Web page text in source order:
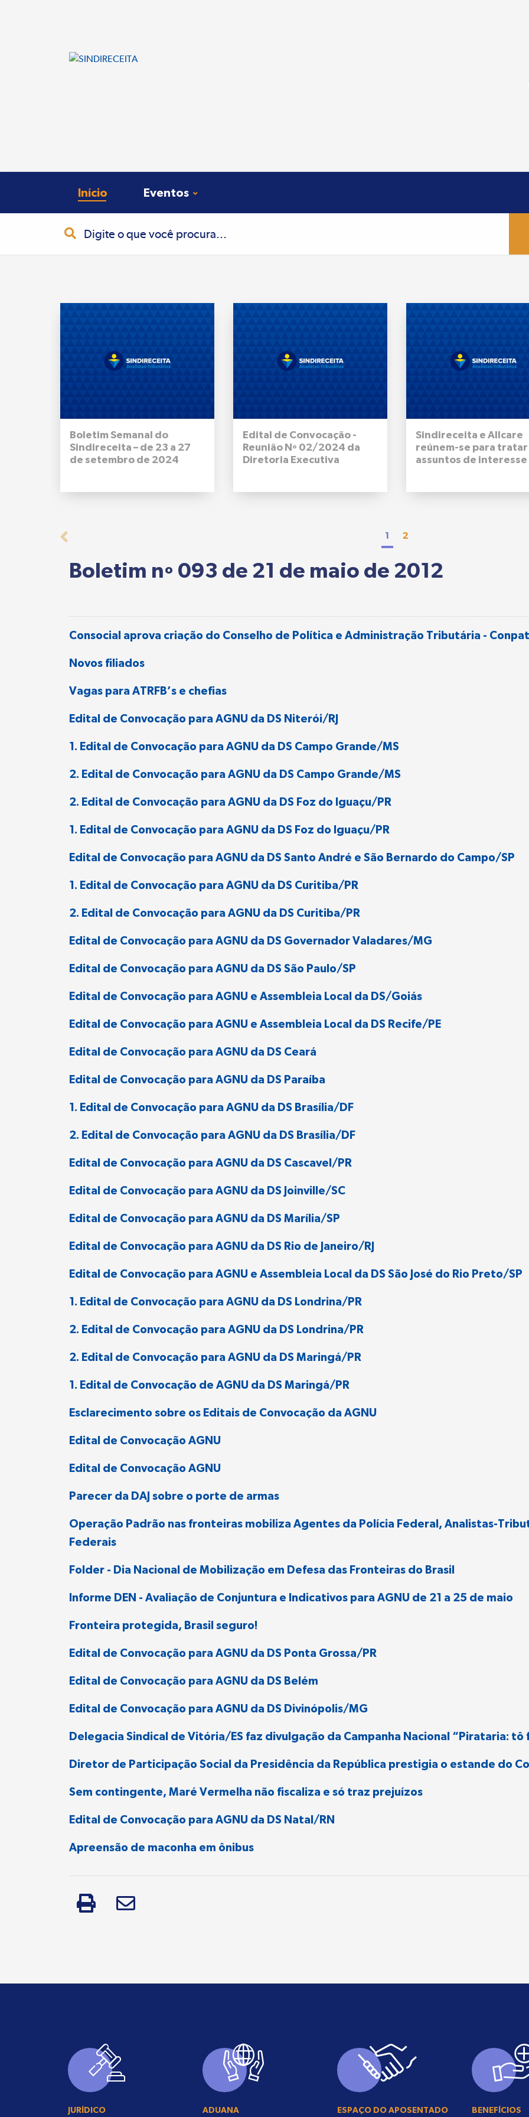
Início Eventos
Pesquisa
Boletim Semanal do
Sindireceita – de 23 a 27
de setembro de 2024
Edital de Convocação -
Reunião Nº 02/2024 da
Diretoria Executiva
Sindireceita e Allcare
reúnem-se para
assuntos de interesse
1 2
Boletim nº 093 de 21 de maio de 2012
Consocial aprova criação do Conselho de Política e Administração Tributária - Conpat
Novos filiados
Vagas para ATRFB’s e chefias
Edital de Convocação para AGNU da DS Niterói/RJ
1. Edital de Convocação para AGNU da DS Campo Grande/MS
2. Edital de Convocação para AGNU da DS Campo Grande/MS
2. Edital de Convocação para AGNU da DS Foz do Iguaçu/PR
1. Edital de Convocação para AGNU da DS Foz do Iguaçu/PR
Edital de Convocação para AGNU da DS Santo André e São Bernardo do Campo/SP
1. Edital de Convocação para AGNU da DS Curitiba/PR
2. Edital de Convocação para AGNU da DS Curitiba/PR
Edital de Convocação para AGNU da DS Governador Valadares/MG
Edital de Convocação para AGNU da DS São Paulo/SP
Edital de Convocação para AGNU e Assembleia Local da DS/Goiás
Edital de Convocação para AGNU e Assembleia Local da DS Recife/PE
Edital de Convocação para AGNU da DS Ceará
Edital de Convocação para AGNU da DS Paraíba
1. Edital de Convocação para AGNU da DS Brasília/DF
2. Edital de Convocação para AGNU da DS Brasília/DF
Edital de Convocação para AGNU da DS Cascavel/PR
Edital de Convocação para AGNU da DS Joinville/SC
Edital de Convocação para AGNU da DS Marília/SP
Edital de Convocação para AGNU da DS Rio de Janeiro/RJ
Edital de Convocação para AGNU e Assembleia Local da DS São José do Rio Preto/SP
1. Edital de Convocação para AGNU da DS Londrina/PR
2. Edital de Convocação para AGNU da DS Londrina/PR
2. Edital de Convocação para AGNU da DS Maringá/PR
1. Edital de Convocação de AGNU da DS Maringá/PR
Esclarecimento sobre os Editais de Convocação da AGNU
Edital de Convocação AGNU
Edital de Convocação AGNU
Parecer da DAJ sobre o porte de armas
Operação Padrão nas fronteiras mobiliza Agentes da Polícia Federal, Analistas-
Federais
Folder - Dia Nacional de Mobilização em Defesa das Fronteiras do Brasil
Informe DEN - Avaliação de Conjuntura e Indicativos para AGNU de 21 a 25 de maio
Fronteira protegida, Brasil seguro!
Edital de Convocação para AGNU da DS Ponta Grossa/PR
Edital de Convocação para AGNU da DS Belém
Edital de Convocação para AGNU da DS Divinópolis/MG
Delegacia Sindical de Vitória/ES faz divulgação da Campanha Nacional “Pirataria: tô
Diretor de Participação Social da Presidência da República prestigia o estande do
Sem contingente, Maré Vermelha não fiscaliza e só traz prejuízos
Edital de Convocação para AGNU da DS Natal/RN
Apreensão de maconha em ônibus
JURÍDICO ADUANA ESPAÇO DO APOSENTADO BENEFÍCIOS